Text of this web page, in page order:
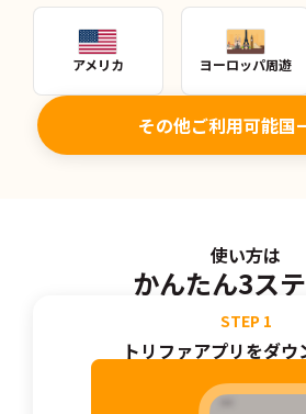
アメリカ ヨーロッパ周遊
その他ご利用可能国
使い方は
かんたん3ス
STEP 1
トリファアプリをダウ